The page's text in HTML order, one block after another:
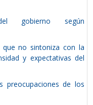
gobierno según
no sintoniza con la
y expectativas del
preocupaciones de los